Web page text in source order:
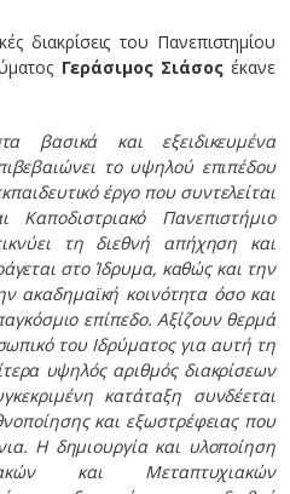
διακρίσεις του Πανεπιστημίου
Γεράσιμος Σιάσοςέκανε
και εξειδικευμένα
το υψηλού επιπέδου
έργο που συντελείται
Καποδιστριακό Πανεπιστήμιο
τη διεθνή απήχηση και
στο Ίδρυμα, καθώς και την
ακαδημαϊκή κοινότητα όσο και
επίπεδο. Αξίζουν θερμά
του Ιδρύματος για αυτή τη
υψηλός αριθμός διακρίσεων
κατάταξη συνδέεται
και εξωστρέφειας που
Η δημιουργία και υλοποίηση
και Μεταπτυχιακών